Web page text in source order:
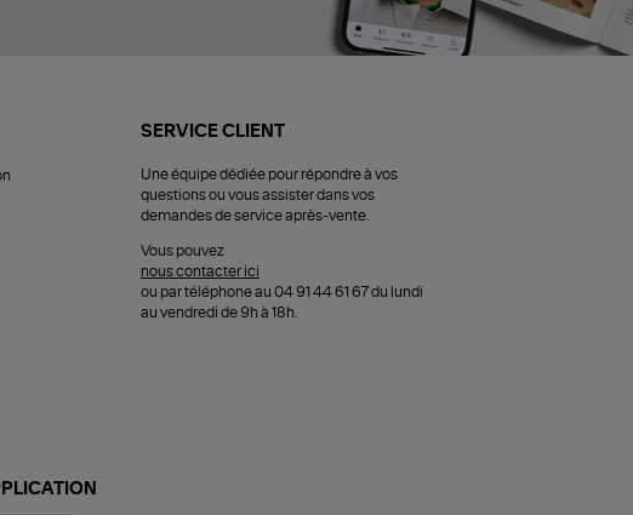
SERVICE CLIENT
Une équipe dédiée pour répondre à vos
questions ou vous assister dans vos
demandes de service après-vente.
Vous pouvez
nous contacter ici
ou par téléphone au 04 91 44 61 67 du lundi
au vendredi de 9h à 18h.